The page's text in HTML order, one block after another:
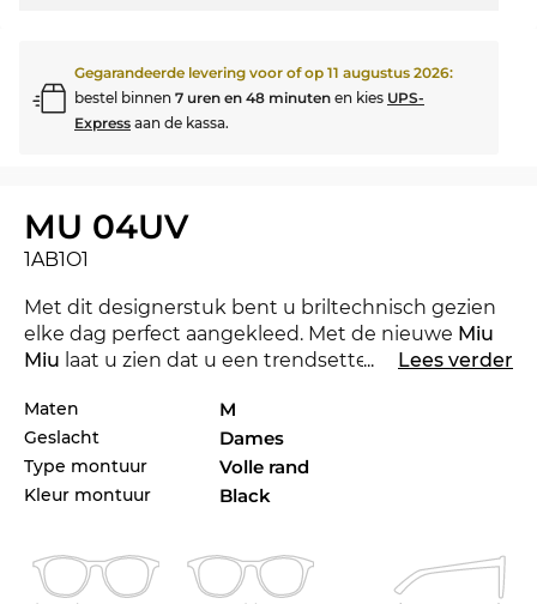
Gegarandeerde levering voor of op 11 augustus 2026:
bestel binnen 7 uren en 48 minuten en kies UPS-
Express aan de kassa.
MU 04UV
1AB1O1
Met dit designerstuk bent u briltechnisch gezien
elke dag perfect aangekleed. Met de nieuwe Miu
Miu laat u zien dat u een trendsetter bent. Voor
label met haar collectie de toon voor 2022. De MU
04UV is in de Edel-Optics onlineshop ook in
andere stijlen van Miu Miu collectie van 2021 en
2022 verkrijgbaar.
uitgesproken lijnenspel en maken die bril tot een
musthave voor
dames . Met het volle montuur
... Lees verder
Maten M
Geslacht Dames
Type montuur Volle rand
Kleur montuur Black